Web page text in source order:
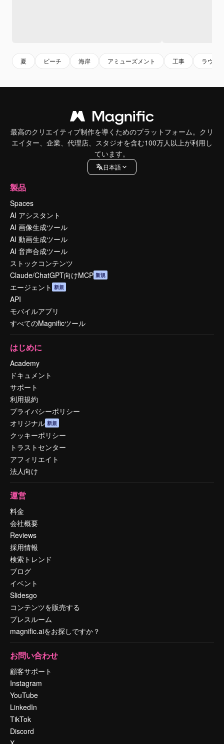
夏 ビーチ 海岸 アミューズメント 工事 ラウン
最高のクリエイティブ制作を導くためのプラットフォーム。クリ
エイター、企業、代理店、スタジオを含む100万人以上が利用し
ています。
日本語
製品
Spaces
AI アシスタント
AI 画像生成ツール
AI 動画生成ツール
AI 音声合成ツール
ストックコンテンツ
Claude/ChatGPT向けMCP 新規
エージェント 新規
API
モバイルアプリ
すべてのMagnificツール
はじめに
Academy
ドキュメント
サポート
利用規約
プライバシーポリシー
オリジナル 新規
クッキーポリシー
トラストセンター
アフィリエイト
法人向け
運営
料金
会社概要
Reviews
採用情報
検索トレンド
ブログ
イベント
Slidesgo
コンテンツを販売する
プレスルーム
magnific.aiをお探しですか？
お問い合わせ
顧客サポート
Instagram
YouTube
LinkedIn
TikTok
Discord